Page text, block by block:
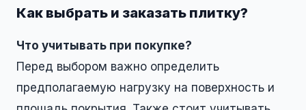
Как выбрать и заказать плитку?
Что учитывать при покупке?
Перед выбором важно определить
предполагаемую нагрузку на поверхность и